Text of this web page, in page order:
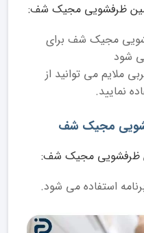
مجیک شف برای
شود
ملایم می توانید از
نمایید.
استفاده می شود.